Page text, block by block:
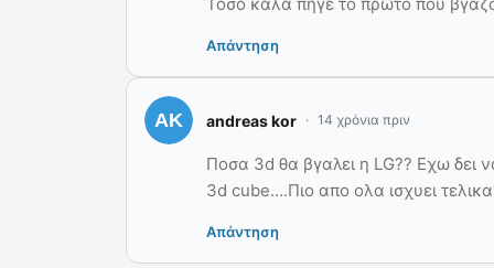
Απάντηση
andreas kor 14 χρόνια πριν
Ποσα 3d θα βγαλει η LG?? Εχω δει
3d cube….Πιο απο ολα ισχυει
Απάντηση